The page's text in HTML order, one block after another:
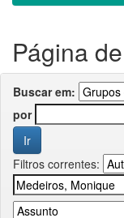
Página
Buscar em:
por
Filtros correntes: